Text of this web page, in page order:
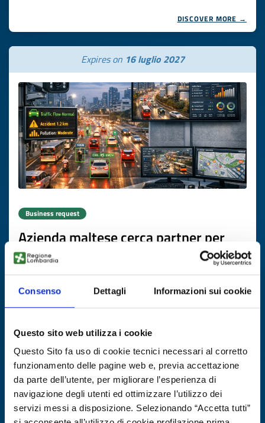
Consenso Dettagli Informazioni sui cookie
Questo sito web utilizza i cookie
Questo Sito fa uso di cookie tecnici necessari al corretto
funzionamento delle pagine web e, previa accettazione
da parte dell’utente, per migliorare l’esperienza di
navigazione degli utenti ed ottimizzare l’utilizzo dei
servizi messi a disposizione. Selezionando “Accetta tutti”
DISCOVER MORE →
Expires on 16 luglio 2027
Business request
Azienda maltese cerca partner per
soluzione di mobilità intelligente
basata su telecamere
ID: BRMT20260504027
Expires on26 novembre 2026